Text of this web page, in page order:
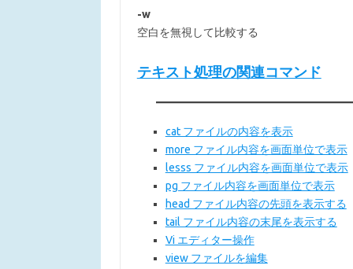
-w
空白を無視して比較する
テキスト処理の関連コマンド
cat ファイルの内容を表示
more ファイル内容を画面単位で表示
lesss ファイル内容を画面単位で表示
pg ファイル内容を画面単位で表示
head ファイル内容の先頭を表示する
tail ファイル内容の末尾を表示する
Vi エディター操作
view ファイルを編集